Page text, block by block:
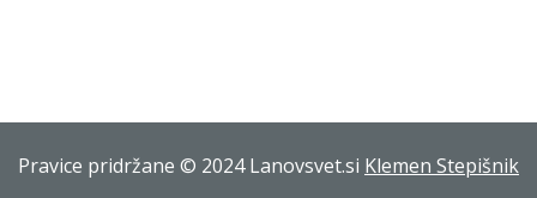
Pravice pridržane © 2024 Lanovsvet.si Klemen Stepišnik